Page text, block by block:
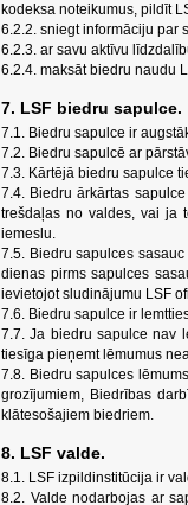
kodeksa noteikumus, pildīt
6.2.2. sniegt informāciju par
6.2.3. ar savu aktīvu
6.2.4. maksāt biedru naudu
7. LSF biedru sapulce.
7.1. Biedru sapulce ir
7.2. Biedru sapulcē ar
7.3. Kārtējā biedru sapulce
7.4. Biedru ārkārtas
trešdaļas no valdes, vai ja
iemeslu.
7.5. Biedru sapulces
dienas pirms sapulces
ievietojot sludinājumu LSF
7.6. Biedru sapulce ir
7.7. Ja biedru sapulce nav
tiesīga pieņemt lēmumus
7.8. Biedru sapulces
grozījumiem, Biedrības
klātesošajiem biedriem.
8. LSF valde.
8.1. LSF izpildinstitūcija ir
8.2. Valde nodarbojas ar